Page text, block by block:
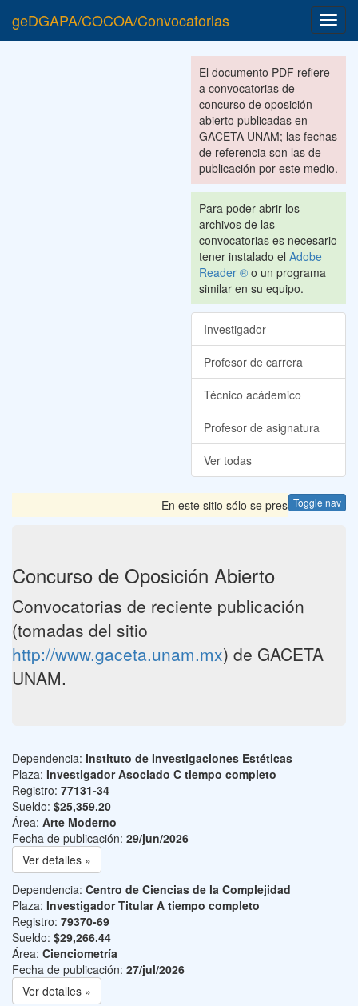
geDGAPA/COCOA/Convocatorias
El documento PDF refiere
a convocatorias de
concurso de oposición
abierto publicadas en
GACETA UNAM; las fechas
de referencia son las de
publicación por este medio.
Para poder abrir los
archivos de las
convocatorias es necesario
tener instalado el Adobe
Reader ® o un programa
similar en su equipo.
Investigador
Profesor de carrera
Técnico acádemico
Profesor de asignatura
Ver todas
Toggle nav
En este sitio sólo se presentan las
Concurso de Oposición Abierto
Convocatorias de reciente publicación
(tomadas del sitio
http://www.gaceta.unam.mx) de GACETA
UNAM.
Dependencia: Instituto de Investigaciones Estéticas
Plaza: Investigador Asociado C tiempo completo
Registro: 77131-34
Sueldo: $25,359.20
Área: Arte Moderno
Fecha de publicación: 29/jun/2026
Ver detalles »
Dependencia: Centro de Ciencias de la Complejidad
Plaza: Investigador Titular A tiempo completo
Registro: 79370-69
Sueldo: $29,266.44
Área: Cienciometría
Fecha de publicación: 27/jul/2026
Ver detalles »